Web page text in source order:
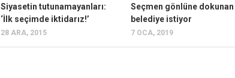
Siyasetin tutunamayanları:
‘İlk seçimde iktidarız!’
28 ARA, 2015
Seçmen gönlüne dokunan
belediye istiyor
7 OCA, 2019